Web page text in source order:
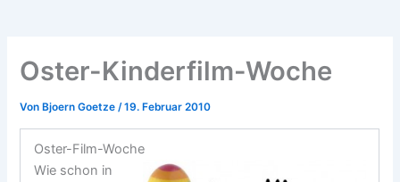
Oster-Kinderfilm-Woche
Von Bjoern Goetze/19. Februar 2010
Oster-Film-Woche
Wie schon in